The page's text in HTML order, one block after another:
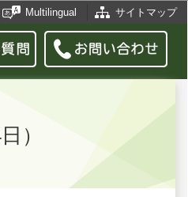
Multilingual サイトマップ
）